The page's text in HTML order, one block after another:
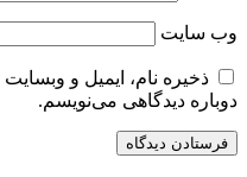
وب‌ سایت
ذخیره نام، ایمیل و
دوباره دیدگاهی می‌نویسم.